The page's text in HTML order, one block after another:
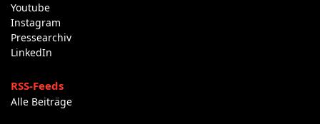
Youtube
Instagram
Pressearchiv
LinkedIn
RSS-Feeds
Alle Beiträge